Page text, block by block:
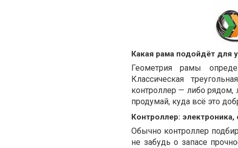
Какая рама подойдёт для
Геометрия рамы
Классическая
контроллер — либо рядом,
продумай, куда всё это
Контроллер: электроника,
Обычно контроллер
не забудь о запасе